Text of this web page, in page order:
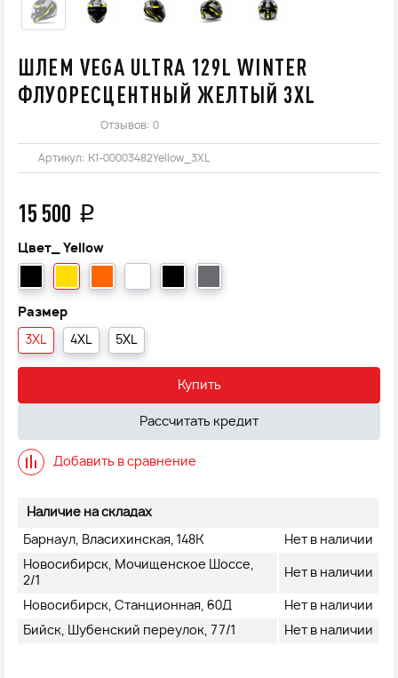
ШЛЕМ VEGA ULTRA 129L WINTER
ФЛУОРЕСЦЕНТНЫЙ ЖЕЛТЫЙ 3XL
Отзывов: 0
Артикул: K1-00003482Yellow_3XL
15 500 q
Цвет_ Yellow
Размер
3XL 4XL 5XL
Купить
Рассчитать кредит
Добавить в сравнение
Наличие на складах
Барнаул, Власихинская, 148К
Нет в наличии
Новосибирск, Мочищенское Шоссе,
2/1
Нет в наличии
Новосибирск, Станционная, 60Д
Нет в наличии
Бийск, Шубенский переулок, 77/1
Нет в наличии